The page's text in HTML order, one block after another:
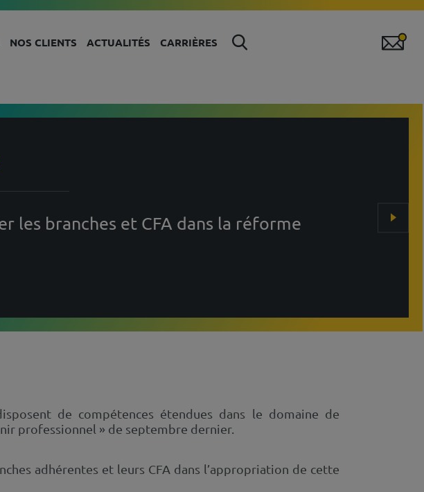
NOS CLIENTS ACTUALITÉS CARRIÈRES
les branches et CFA dans la réforme
de compétences étendues dans le domaine de
professionnel » de septembre dernier.
adhérentes et leurs CFA dans l’appropriation de cette